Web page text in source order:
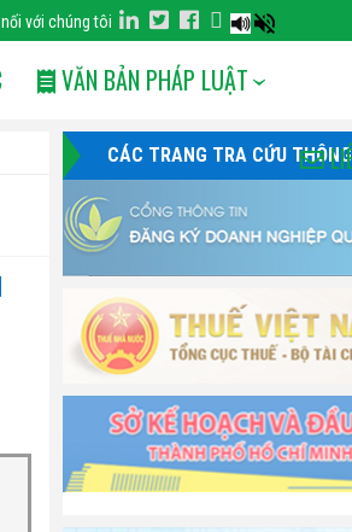
với chúng tôi
VĂN BẢN PHÁP LUẬT
CÁC TRANG TRA CỨU